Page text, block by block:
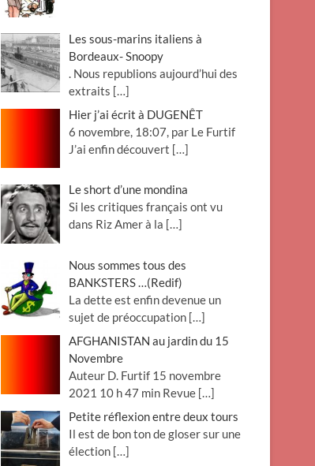
Les sous-marins italiens à
Bordeaux- Snoopy
. Nous republions aujourd’hui des
extraits […]
Hier j’ai écrit à DUGENÊT
6 novembre, 18:07, par Le Furtif
J’ai enfin découvert […]
Le short d’une mondina
Si les critiques français ont vu
dans Riz Amer à la […]
Nous sommes tous des
BANKSTERS …(Redif)
La dette est enfin devenue un
sujet de préoccupation […]
AFGHANISTAN au jardin du 15
Novembre
Auteur D. Furtif 15 novembre
2021 10 h 47 min Revue […]
Petite réflexion entre deux tours
Il est de bon ton de gloser sur une
élection […]